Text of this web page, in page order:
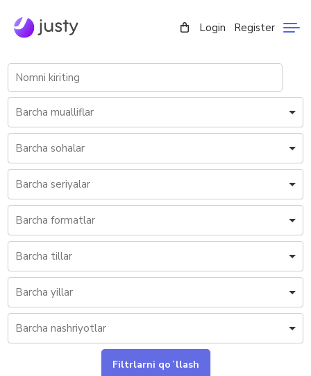
Login Register